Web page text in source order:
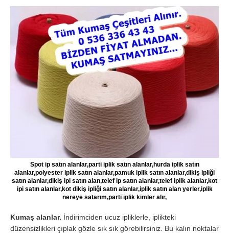
Spot ip satın alanlar,parti iplik satın alanlar,hurda iplik satın
alanlar,polyester iplik satın alanlar,pamuk iplik satın alanlar,dikiş ipliği
satın alanlar,dikiş ipi satın alan,telef ip satın alanlar,telef iplik alanlar,kot
ipi satın alanlar,kot dikiş ipliği satın alanlar,iplik satın alan yerler,iplik
nereye satarım,parti iplik kimler alır,
Kumaş alanlar. İndirimciden ucuz ipliklerle, iplikteki
düzensizlikleri çıplak gözle sık sık görebilirsiniz. Bu kalın noktalar